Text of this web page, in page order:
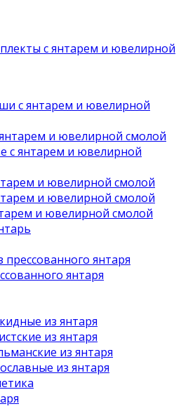
с янтарем и ювелирной
с янтарем и ювелирной
и ювелирной смолой
с янтарем и ювелирной
и ювелирной смолой
и ювелирной смолой
и ювелирной смолой
прессованного янтаря
янтаря
из янтаря
из янтаря
из янтаря
из янтаря